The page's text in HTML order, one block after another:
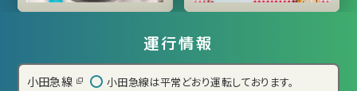
運行情報
小田急線 小田急線は平常どおり運転しております。